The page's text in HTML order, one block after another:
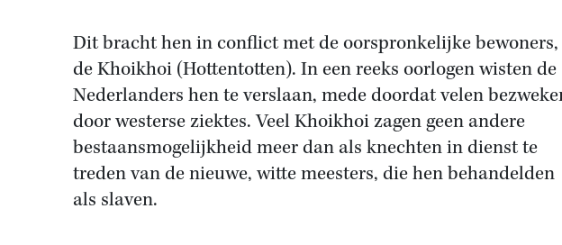
Dit bracht hen in conflict met de oorspronkelijke bewoners,
de Khoikhoi (Hottentotten). In een reeks oorlogen wisten de
Nederlanders hen te verslaan, mede doordat velen
door westerse ziektes. Veel Khoikhoi zagen geen andere
bestaansmogelijkheid meer dan als knechten in dienst te
treden van de nieuwe, witte meesters, die hen behandelden
als slaven.